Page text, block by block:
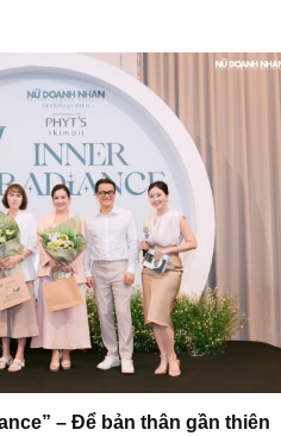
– Để bản thân gần thiên